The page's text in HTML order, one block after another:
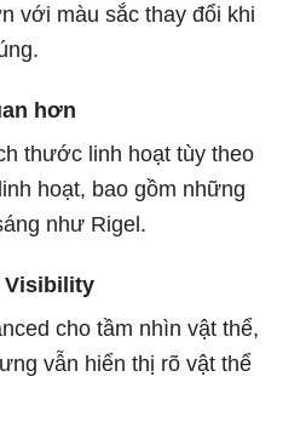
với màu sắc thay đổi khi
hơn
thước linh hoạt tùy theo
hoạt, bao gồm những
như Rigel.
Visibility
cho tầm nhìn vật thể,
vẫn hiển thị rõ vật thể